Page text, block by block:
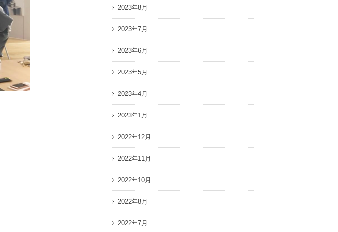
2023年8月
2023年7月
2023年6月
2023年5月
2023年4月
2023年1月
2022年12月
2022年11月
2022年10月
2022年8月
2022年7月